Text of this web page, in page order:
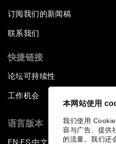
本网站使用
我们使用
容与广告、提供
的流量。我们还
订阅我们的新闻稿
联系我们
快捷链接
论坛可持续性
工作机会
语言版本
▪ ▪ ▪